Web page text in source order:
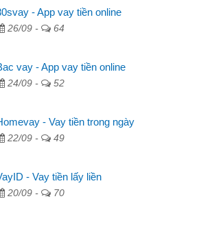
- App vay tiền online
26/09 - 64
vay - App vay tiền online
24/09 - 52
- Vay tiền trong ngày
22/09 - 49
- Vay tiền lấy liền
20/09 - 70